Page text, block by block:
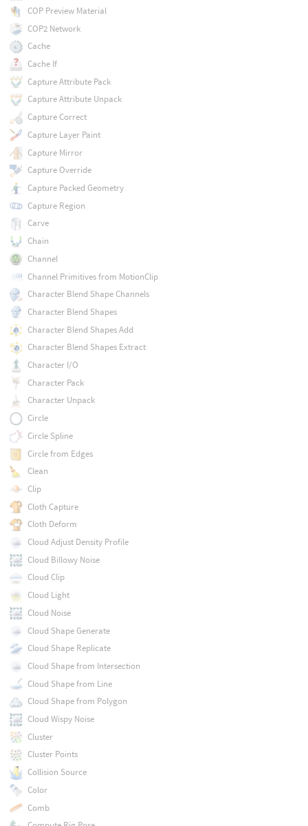
COP Preview Material
COP2 Network
Cache
Cache If
Capture Attribute Pack
Capture Attribute Unpack
Capture Correct
Capture Layer Paint
Capture Mirror
Capture Override
Capture Packed Geometry
Capture Region
Carve
Chain
Channel
Channel Primitives from MotionClip
Character Blend Shape Channels
Character Blend Shapes
Character Blend Shapes Add
Character Blend Shapes Extract
Character I/O
Character Pack
Character Unpack
Circle
Circle Spline
Circle from Edges
Clean
Clip
Cloth Capture
Cloth Deform
Cloud Adjust Density Profile
Cloud Billowy Noise
Cloud Clip
Cloud Light
Cloud Noise
Cloud Shape Generate
Cloud Shape Replicate
Cloud Shape from Intersection
Cloud Shape from Line
Cloud Shape from Polygon
Cloud Wispy Noise
Cluster
Cluster Points
Collision Source
Color
Comb